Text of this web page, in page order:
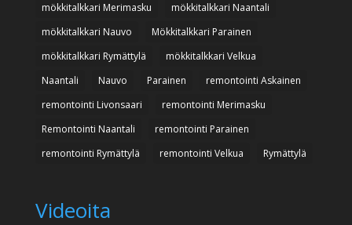
mökkitalkkari Merimasku
mökkitalkkari Naantali
mökkitalkkari Nauvo
Mökkitalkkari Parainen
mökkitalkkari Rymättylä
mökkitalkkari Velkua
Naantali
Nauvo Parainen
remontointi Askainen
remontointi Livonsaari
remontointi Merimasku
Remontointi Naantali
remontointi Parainen
remontointi Rymättylä
remontointi Velkua Rymättylä
Videoita